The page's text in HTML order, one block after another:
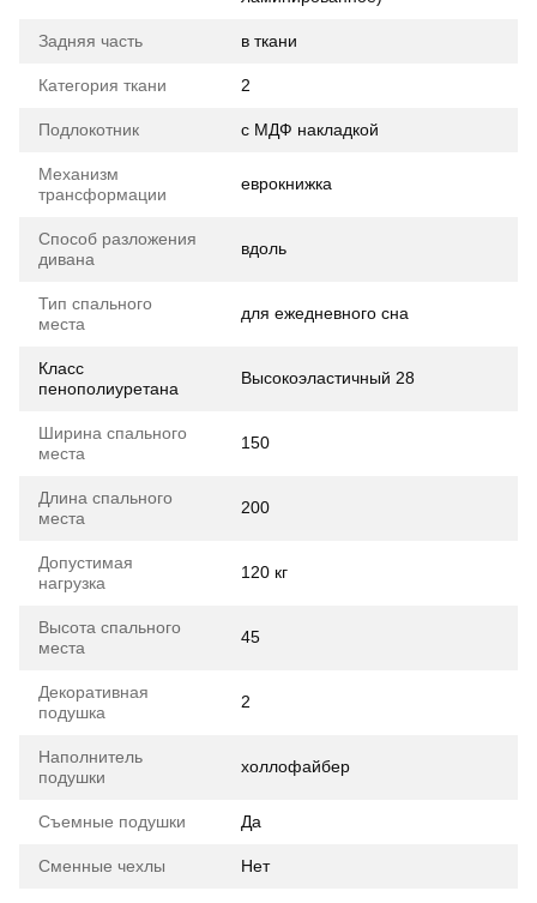
Задняя часть в ткани
Категория ткани 2
Подлокотник с МДФ накладкой
Механизм
трансформации
еврокнижка
Способ разложения
дивана
вдоль
Тип спального
места
для ежедневного сна
Класс
пенополиуретана
Высокоэластичный 28
Ширина спального
места
150
Длина спального
места
200
Допустимая
нагрузка
120 кг
Высота спального
места
45
Декоративная
подушка
2
Наполнитель
подушки
холлофайбер
Съемные подушки Да
Сменные чехлы Нет